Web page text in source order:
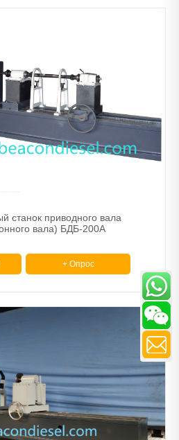
станок приводного вала
вала) БДБ-200А
+ Опрос